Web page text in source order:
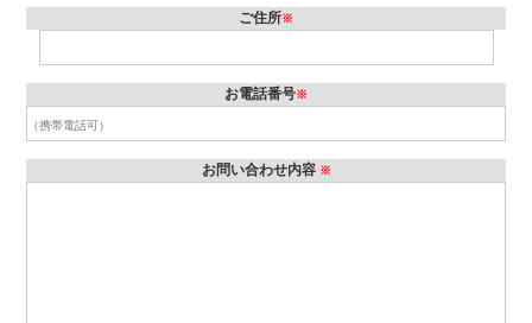
ご住所※
お電話番号※
お問い合わせ内容 ※